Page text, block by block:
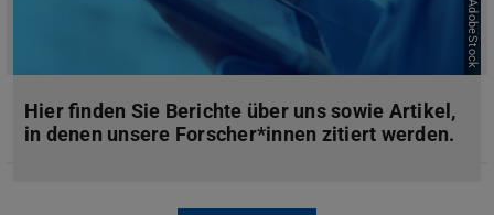
Hier finden Sie Berichte über uns sowie Artikel,
in denen unsere Forscher*innen zitiert werden.